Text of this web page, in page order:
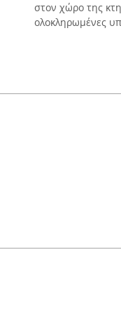
στον χώρο της
ολοκληρωμένες